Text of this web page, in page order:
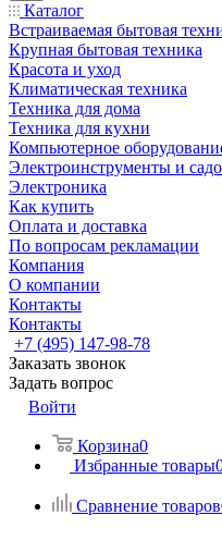
Каталог
Встраиваемая бытовая
Крупная бытовая техника
Красота и уход
Климатическая техника
Техника для дома
Техника для кухни
Компьютерное
Электроинструменты и
Электроника
Как купить
Оплата и доставка
По вопросам рекламации
Компания
О компании
Контакты
Контакты
+7 (495) 147-98-78
Заказать звонок
Задать вопрос
Войти
Корзина0
Избранные товары
Сравнение товаров